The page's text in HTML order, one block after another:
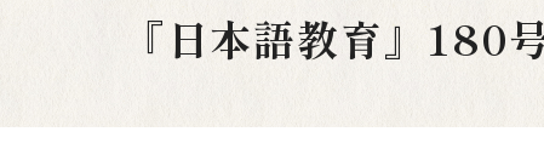
『日本語教育』180